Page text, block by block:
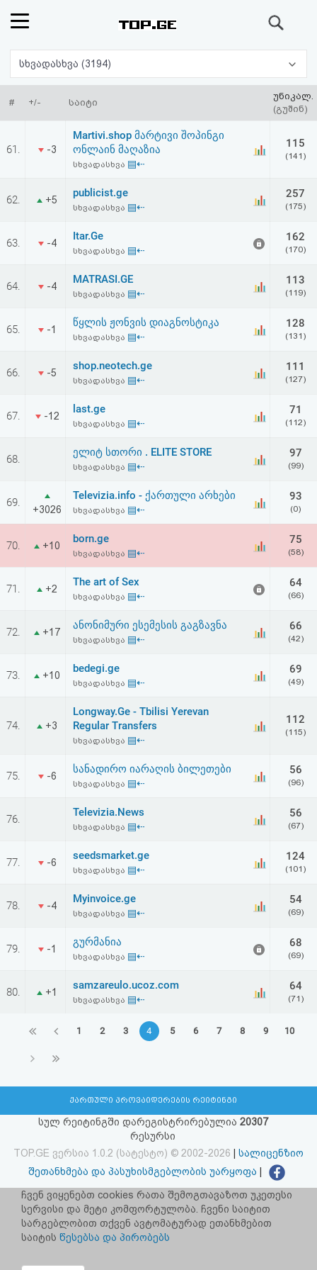
რეიტინგი
(მთავარი)
ფოსტა
პაროლის
აღდგენა
HTML
სალიცენზიო
შეთანხმება
პასუხისმგებლობის
უარყოფა
სხვადასხვა (3194)
# +/- საიტი
უნიკალ.
(გუშინ)
61. -3
Martivi.shop მარტივი შოპინგი
ონლაინ მაღაზია
სხვადასხვა ▤⇠
115
(141)
62. +5
publicist.ge
სხვადასხვა ▤⇠
257
(175)
63. -4
Itar.Ge
სხვადასხვა ▤⇠
162
(170)
64. -4
MATRASI.GE
სხვადასხვა ▤⇠
113
(119)
65. -1
წყლის ჟონვის დიაგნოსტიკა
სხვადასხვა ▤⇠
128
(131)
66. -5
shop.neotech.ge
სხვადასხვა ▤⇠
111
(127)
67. -12
last.ge
სხვადასხვა ▤⇠
71
(112)
68.
ელიტ სთორი . ELITE STORE
სხვადასხვა ▤⇠
97
(99)
69.
+3026
Televizia.info - ქართული არხები
სხვადასხვა ▤⇠
93
(0)
70. +10
born.ge
სხვადასხვა ▤⇠
75
(58)
71. +2
The art of Sex
სხვადასხვა ▤⇠
64
(66)
72. +17
ანონიმური ესემესის გაგზავნა
სხვადასხვა ▤⇠
66
(42)
73. +10
bedegi.ge
სხვადასხვა ▤⇠
69
(49)
74. +3
Longway.Ge - Tbilisi Yerevan
Regular Transfers
სხვადასხვა ▤⇠
112
(115)
75. -6
სანადირო იარაღის ბილეთები
სხვადასხვა ▤⇠
56
(96)
76.
Televizia.News
სხვადასხვა ▤⇠
56
(67)
77. -6
seedsmarket.ge
სხვადასხვა ▤⇠
124
(101)
78. -4
Myinvoice.ge
სხვადასხვა ▤⇠
54
(69)
79. -1
გურმანია
სხვადასხვა ▤⇠
68
(69)
80. +1
samzareulo.ucoz.com
სხვადასხვა ▤⇠
64
(71)
1 2 3 4 5 6 7 8 9 10
ქართული პროვაიდერების რეიტინგი
სულ რეიტინგში დარეგისტრირებულია 20307
რესურსი
TOP.GE ვერსია 1.0.2 (სატესტო) © 2002-2026
სალიცენზიო
შეთანხმება და პასუხისმგებლობის უარყოფა
facebook.com/TOP.GE
იხილეთ TOP.GE - ის ძველი ვერსია ბმულზე
ჩვენ ვიყენებთ cookies რათა შემოგთავაზოთ უკეთესი
სერვისი და მეტი კომფორტულობა. ჩვენი საიტით
სარგებლობით თქვენ ავტომატურად ეთანხმებით
საიტის წესებსა და პირობებს